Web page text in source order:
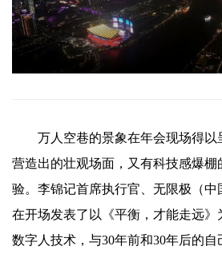
万人空巷的景象在年会现场得
营造出的壮观场面，又有科技感爆棚
验。李锦记首席执行官、无限极（中
在开场发表了以《平衡，才能走远
数字人技术，与30年前和30年后的